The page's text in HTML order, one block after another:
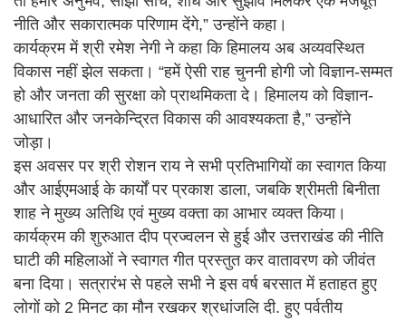
नीति और सकारात्मक परिणाम देंगे,” उन्होंने कहा।
कार्यक्रम में श्री रमेश नेगी ने कहा कि हिमालय अब अव्यवस्थित
विकास नहीं झेल सकता। “हमें ऐसी राह चुननी होगी जो विज्ञान-सम्मत
हो और जनता की सुरक्षा को प्राथमिकता दे। हिमालय को विज्ञान-
आधारित और जनकेन्द्रित विकास की आवश्यकता है,” उन्होंने
जोड़ा।
इस अवसर पर श्री रोशन राय ने सभी प्रतिभागियों का स्वागत किया
और आईएमआई के कार्यों पर प्रकाश डाला, जबकि श्रीमती बिनीता
शाह ने मुख्य अतिथि एवं मुख्य वक्ता का आभार व्यक्त किया।
कार्यक्रम की शुरुआत दीप प्रज्वलन से हुई और उत्तराखंड की नीति
घाटी की महिलाओं ने स्वागत गीत प्रस्तुत कर वातावरण को जीवंत
बना दिया। सत्रारंभ से पहले सभी ने इस वर्ष बरसात में हताहत हुए
लोगों को 2 मिनट का मौन रखकर श्रधांजलि दी. हुए पर्वतीय